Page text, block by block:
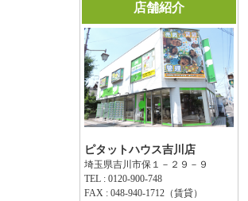
店舗紹介
ピタットハウス吉川店
埼玉県吉川市保１－２９－９
TEL : 0120-900-748
FAX : 048-940-1712（賃貸）